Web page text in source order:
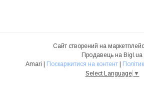
Сайт створений на
Продавець на Bigl.ua
Amari | Поскаржитися на контент |
Select Language ▼